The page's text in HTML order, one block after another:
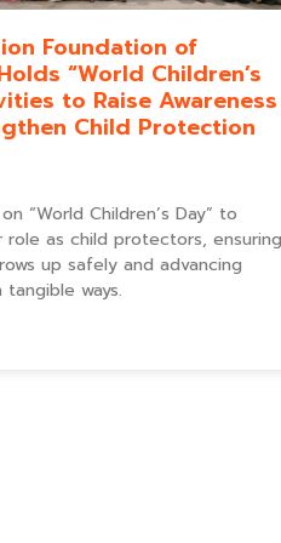
Foundation of
“World Children’s
to Raise Awareness
Child Protection
“World Children’s Day” to
as child protectors, ensuring
up safely and advancing
ways.